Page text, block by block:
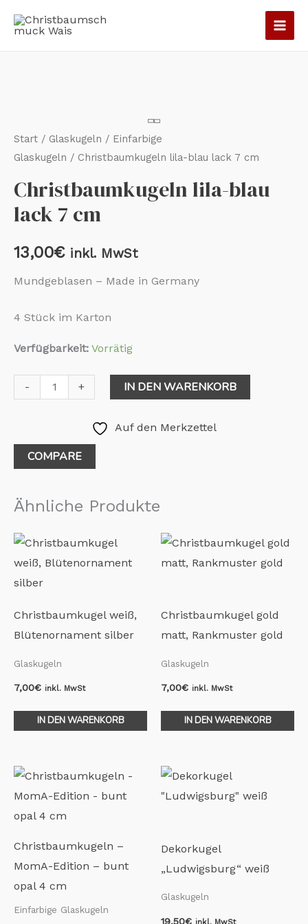
Inhalt
Start / Glaskugeln / Einfarbige
Glaskugeln / Christbaumkugeln lila-blau lack 7 cm
Christbaumkugeln lila-blau
lack 7 cm
13,00€ inkl. MwSt
Mundgeblasen – Made in Germany
4 Stück im Karton
Verfügbarkeit: Vorrätig
-
lack
7
Menge
+ IN DEN WARENKORB
Auf den Merkzettel
COMPARE
Ähnliche Produkte
Christbaumkugel weiß,
Blütenornament silber
Glaskugeln
7,00€ inkl. MwSt
IN DEN WARENKORB
Christbaumkugel gold
matt, Rankmuster gold
Glaskugeln
7,00€ inkl. MwSt
IN DEN WARENKORB
Christbaumkugeln –
MomA-Edition – bunt
opal 4 cm
Einfarbige Glaskugeln
Dekorkugel
„Ludwigsburg“ weiß
Glaskugeln
19,50€ inkl. MwSt